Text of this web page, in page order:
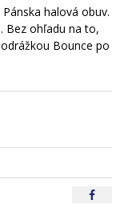
halová obuv.
Bez ohľadu na to,
Bounce po